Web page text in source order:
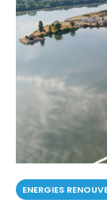
ENERGIES